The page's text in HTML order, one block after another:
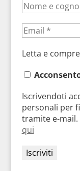
Letta e
Iscrivendoti
personali per
tramite e-
qui